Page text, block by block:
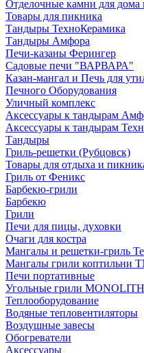
Отделочные камни для
Товары для пикника
Тандыры ТехноКерамика
Тандыры Амфора
Печи-казаны Ферингер
Садовые печи "ВАРВАРА"
Казан-мангал и Печь для
Печного Оборудования
Уличный комплекс
Аксессуары к тандырам
Аксессуары к тандырам
Тандыры
Гриль-решетки (Рубцовск)
Товары для отдыха и
Гриль от Феникс
Барбекю-грили
Барбекю
Грили
Печи для пицы, духовки
Очаги для костра
Мангалы и решетки-гриль
Мангалы грили коптильни
Печи портативные
Угольные грили MONOLITH
Теплооборудование
Водяные тепловентиляторы
Воздушные завесы
Обогреватели
Аксессуары